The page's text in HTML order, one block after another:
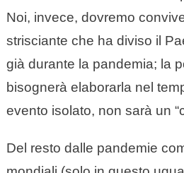
Noi, invece, dovremo
strisciante che ha diviso il
già durante la pandemia; la
bisognerà elaborarla nel
evento isolato, non sarà un
Del resto dalle pandemie